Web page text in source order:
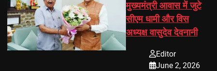
मुख्यमंत्री आवास में जुटे
सीएम धामी और विस
अध्यक्ष वासुदेव देवनानी
Editor
June 2, 2026